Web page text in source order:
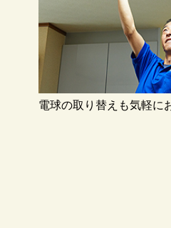
電球の取り替えも気軽に